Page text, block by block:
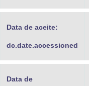
Data de aceite:
dc.date.accessioned
Data de